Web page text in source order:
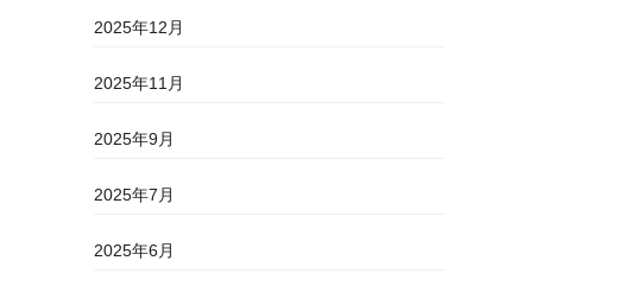
2025年12月
2025年11月
2025年9月
2025年7月
2025年6月